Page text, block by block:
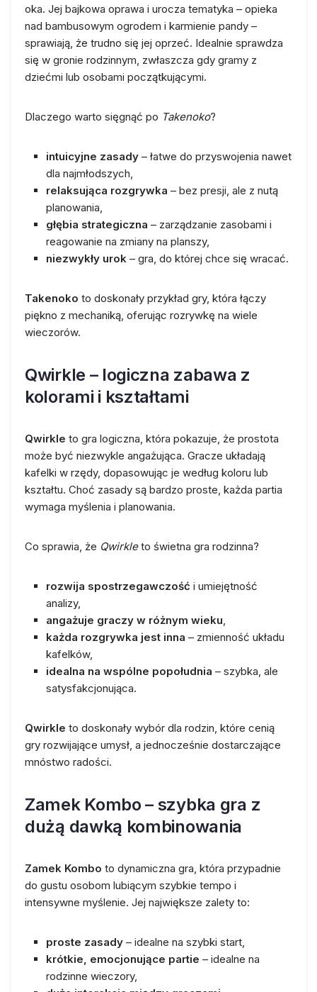
oka. Jej bajkowa oprawa i urocza tematyka – opieka
nad bambusowym ogrodem i karmienie pandy –
sprawiają, że trudno się jej oprzeć. Idealnie sprawdza
się w gronie rodzinnym, zwłaszcza gdy gramy z
dziećmi lub osobami początkującymi.
Dlaczego warto sięgnąć po Takenoko?
intuicyjne zasady – łatwe do przyswojenia nawet
dla najmłodszych,
relaksująca rozgrywka – bez presji, ale z nutą
planowania,
głębia strategiczna – zarządzanie zasobami i
reagowanie na zmiany na planszy,
niezwykły urok – gra, do której chce się wracać.
Takenoko to doskonały przykład gry, która łączy
piękno z mechaniką, oferując rozrywkę na wiele
wieczorów.
Qwirkle – logiczna zabawa z
kolorami i kształtami
Qwirkle to gra logiczna, która pokazuje, że prostota
może być niezwykle angażująca. Gracze układają
kafelki w rzędy, dopasowując je według koloru lub
kształtu. Choć zasady są bardzo proste, każda partia
wymaga myślenia i planowania.
Co sprawia, że Qwirkleto świetna gra rodzinna?
rozwija spostrzegawczość i umiejętność
analizy,
angażuje graczy w różnym wieku,
każda rozgrywka jest inna – zmienność układu
kafelków,
idealna na wspólne popołudnia – szybka, ale
satysfakcjonująca.
Qwirkle to doskonały wybór dla rodzin, które cenią
gry rozwijające umysł, a jednocześnie dostarczające
mnóstwo radości.
Zamek Kombo – szybka gra z
dużą dawką kombinowania
Zamek Kombo to dynamiczna gra, która przypadnie
do gustu osobom lubiącym szybkie tempo i
intensywne myślenie. Jej największe zalety to:
proste zasady – idealne na szybki start,
krótkie, emocjonujące partie – idealne na
rodzinne wieczory,